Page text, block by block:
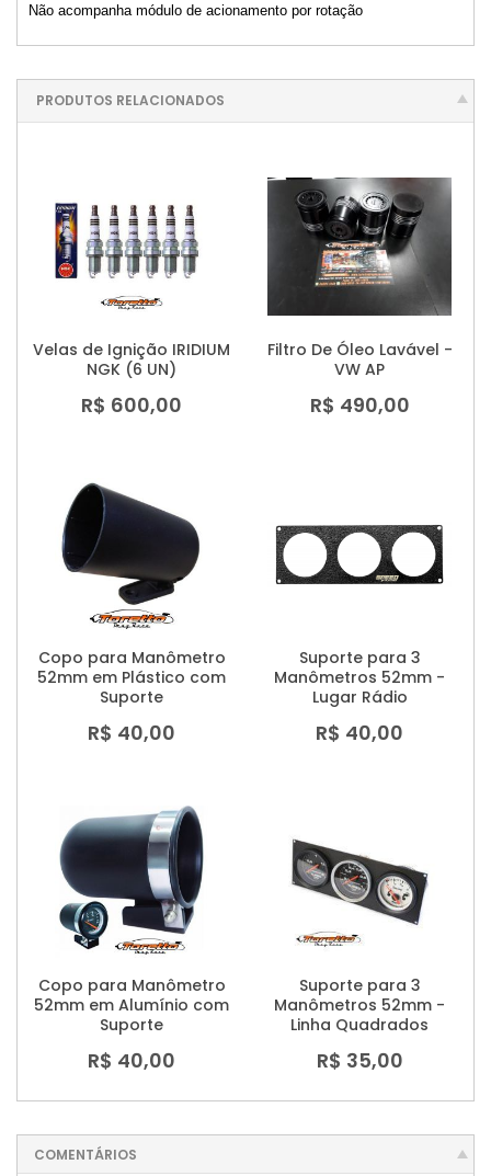
Não acompanha módulo de acionamento por rotação
PRODUTOS RELACIONADOS
Velas de Ignição IRIDIUM
NGK (6 UN)
R$ 600,00
Filtro De Óleo Lavável -
VW AP
R$ 490,00
Copo para Manômetro
52mm em Plástico com
Suporte
R$ 40,00
Suporte para 3
Manômetros 52mm -
Lugar Rádio
R$ 40,00
Copo para Manômetro
52mm em Alumínio com
Suporte
R$ 40,00
Suporte para 3
Manômetros 52mm -
Linha Quadrados
R$ 35,00
COMENTÁRIOS